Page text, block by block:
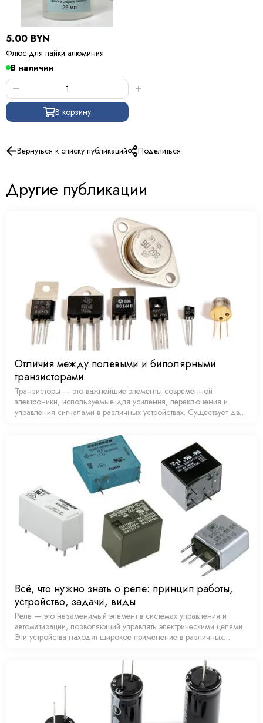
5.00 BYN
Флюс для пайки алюминия
В наличии
В корзину
Вернуться к списку публикаций Поделиться
Другие публикации
Отличия между полевыми и биполярными
транзисторами
Транзисторы — это важнейшие элементы современной
электроники, используемые для усиления, переключения и
управления сигналами в различных устройствах. Существует два
Всё, что нужно знать о реле: принцип работы,
устройство, задачи, виды
Реле — это незаменимый элемент в системах управления и
автоматизации, позволяющий управлять электрическими цепями.
Эти устройства находят широкое применение в различных